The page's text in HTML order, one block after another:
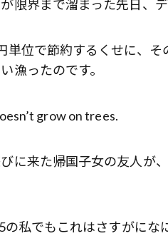
限界まで溜まった先日、
単位で節約するくせに、
漁ったのです。
grow on trees.
に来た帰国子女の友人が
の私でもこれはさすがにな